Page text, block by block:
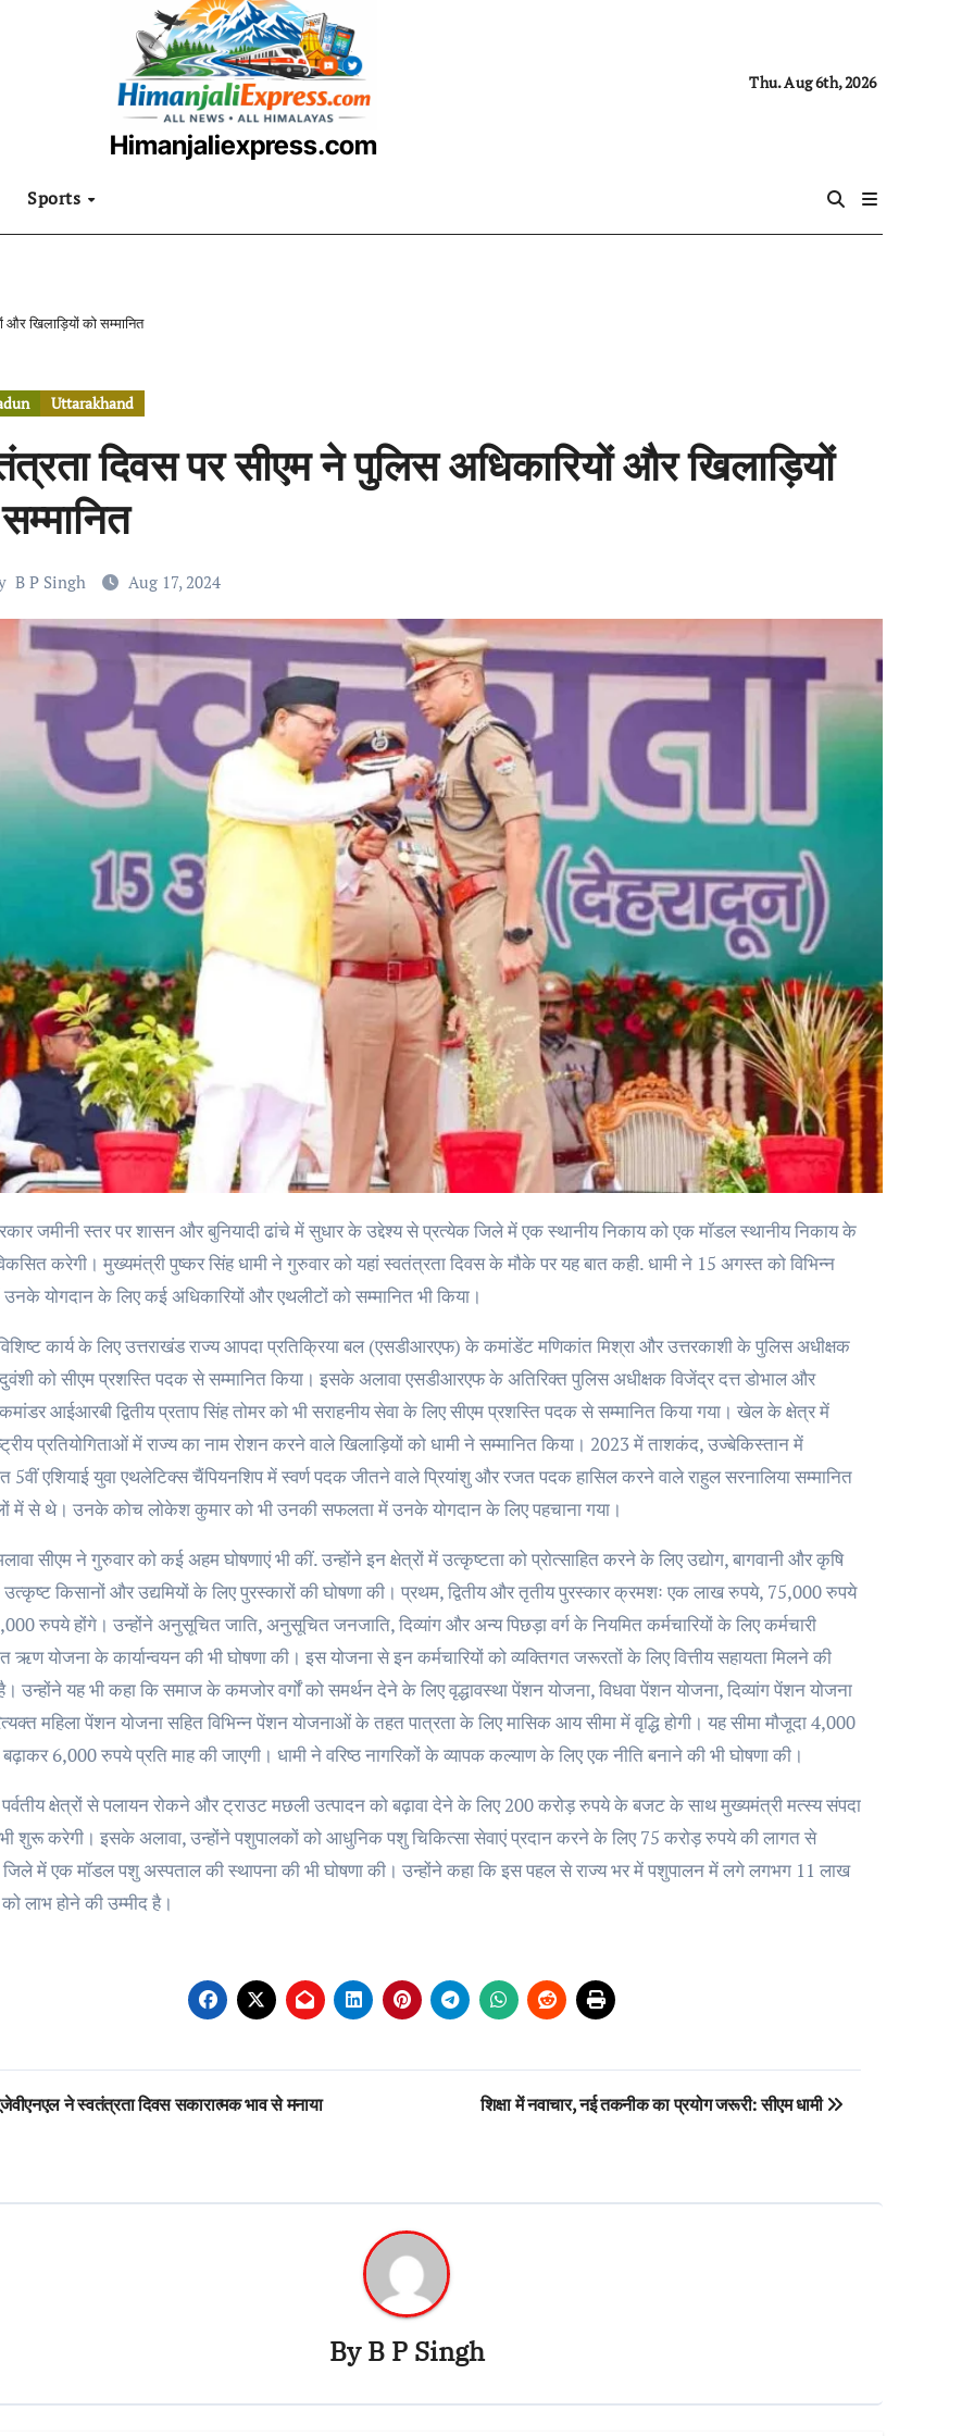
Himanjaliexpress.com
Thu. Aug 6th, 2026
Sports
और खिलाड़ियों को सम्मानित
Uttarakhand
दिवस पर सीएम ने पुलिस अधिकारियों और खिलाड़ियों
B P Singh Aug 17, 2024
करेगी। मुख्यमंत्री पुष्कर सिंह धामी ने गुरुवार को यहां स्वतंत्रता दिवस के मौके पर यह बात कही. धामी ने 15 अगस्त को विभिन्न
उनके योगदान के लिए कई अधिकारियों और एथलीटों को सम्मानित भी किया।
कार्य के लिए उत्तराखंड राज्य आपदा प्रतिक्रिया बल (एसडीआरएफ) के कमांडेंट मणिकांत मिश्रा और उत्तरकाशी के पुलिस अधीक्षक
को सीएम प्रशस्ति पदक से सम्मानित किया। इसके अलावा एसडीआरएफ के अतिरिक्त पुलिस अधीक्षक विजेंद्र दत्त डोभाल और
आईआरबी द्वितीय प्रताप सिंह तोमर को भी सराहनीय सेवा के लिए सीएम प्रशस्ति पदक से सम्मानित किया गया। खेल के क्षेत्र में
प्रतियोगिताओं में राज्य का नाम रोशन करने वाले खिलाड़ियों को धामी ने सम्मानित किया। 2023 में ताशकंद, उज्बेकिस्तान में
5वीं एशियाई युवा एथलेटिक्स चैंपियनशिप में स्वर्ण पदक जीतने वाले प्रियांशु और रजत पदक हासिल करने वाले राहुल सरनालिया सम्मानित
में से थे। उनके कोच लोकेश कुमार को भी उनकी सफलता में उनके योगदान के लिए पहचाना गया।
सीएम ने गुरुवार को कई अहम घोषणाएं भी कीं. उन्होंने इन क्षेत्रों में उत्कृष्टता को प्रोत्साहित करने के लिए उद्योग, बागवानी और कृषि
उत्कृष्ट किसानों और उद्यमियों के लिए पुरस्कारों की घोषणा की। प्रथम, द्वितीय और तृतीय पुरस्कार क्रमशः एक लाख रुपये, 75,000 रुपये
रुपये होंगे। उन्होंने अनुसूचित जाति, अनुसूचित जनजाति, दिव्यांग और अन्य पिछड़ा वर्ग के नियमित कर्मचारियों के लिए कर्मचारी
ऋण योजना के कार्यान्वयन की भी घोषणा की। इस योजना से इन कर्मचारियों को व्यक्तिगत जरूरतों के लिए वित्तीय सहायता मिलने की
उन्होंने यह भी कहा कि समाज के कमजोर वर्गों को समर्थन देने के लिए वृद्धावस्था पेंशन योजना, विधवा पेंशन योजना, दिव्यांग पेंशन योजना
महिला पेंशन योजना सहित विभिन्न पेंशन योजनाओं के तहत पात्रता के लिए मासिक आय सीमा में वृद्धि होगी। यह सीमा मौजूदा 4,000
6,000 रुपये प्रति माह की जाएगी। धामी ने वरिष्ठ नागरिकों के व्यापक कल्याण के लिए एक नीति बनाने की भी घोषणा की।
क्षेत्रों से पलायन रोकने और ट्राउट मछली उत्पादन को बढ़ावा देने के लिए 200 करोड़ रुपये के बजट के साथ मुख्यमंत्री मत्स्य संपदा
शुरू करेगी। इसके अलावा, उन्होंने पशुपालकों को आधुनिक पशु चिकित्सा सेवाएं प्रदान करने के लिए 75 करोड़ रुपये की लागत से
में एक मॉडल पशु अस्पताल की स्थापना की भी घोषणा की। उन्होंने कहा कि इस पहल से राज्य भर में पशुपालन में लगे लगभग 11 लाख
को लाभ होने की उम्मीद है।
ने स्वतंत्रता दिवस सकारात्मक भाव से मनाया शिक्षा में नवाचार, नई तकनीक का प्रयोग जरूरी: सीएम धामी
ByB P Singh